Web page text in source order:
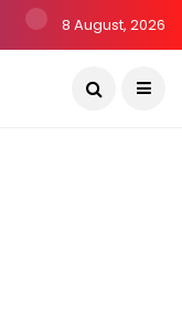
8 August, 2026